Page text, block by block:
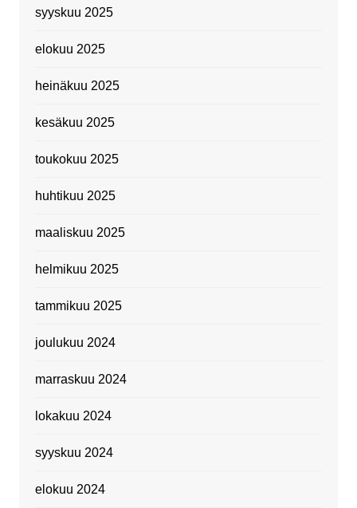
syyskuu 2025
elokuu 2025
heinäkuu 2025
kesäkuu 2025
toukokuu 2025
huhtikuu 2025
maaliskuu 2025
helmikuu 2025
tammikuu 2025
joulukuu 2024
marraskuu 2024
lokakuu 2024
syyskuu 2024
elokuu 2024